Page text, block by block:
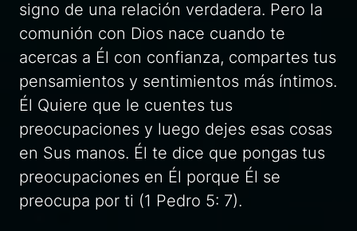
signo de una relación verdadera. Pero la
comunión con Dios nace cuando te
acercas a Él con confianza, compartes tus
pensamientos y sentimientos más íntimos.
Él Quiere que le cuentes tus
preocupaciones y luego dejes esas cosas
en Sus manos. Él te dice que pongas tus
preocupaciones en Él porque Él se
preocupa por ti (1 Pedro 5: 7).